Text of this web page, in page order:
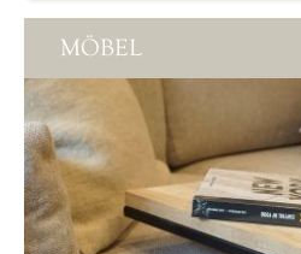
MÖBEL